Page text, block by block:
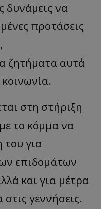
δυνάμεις να
προτάσεις
ζητήματα αυτά
στη στήριξη
το κόμμα να
του για
επιδομάτων
και για μέτρα
γεννήσεις.